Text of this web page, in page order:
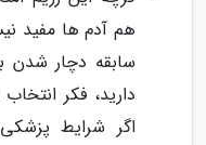
هم آدم ها مفید
سابقه دچار شدن
دارید، فکر
اگر شرایط